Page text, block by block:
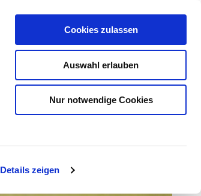
Details zeigen
Cookies zulassen
Auswahl erlauben
Nur notwendige Cookies
Grünes Klassenzimmer